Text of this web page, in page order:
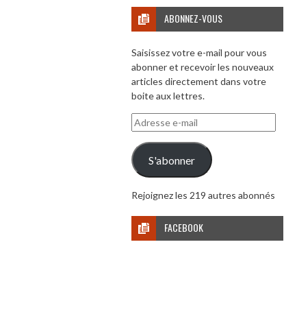
ABONNEZ-VOUS
Saisissez votre e-mail pour vous
abonner et recevoir les nouveaux
articles directement dans votre
boite aux lettres.
Adresse
e-
mail
S'abonner
Rejoignez les 219 autres abonnés
FACEBOOK